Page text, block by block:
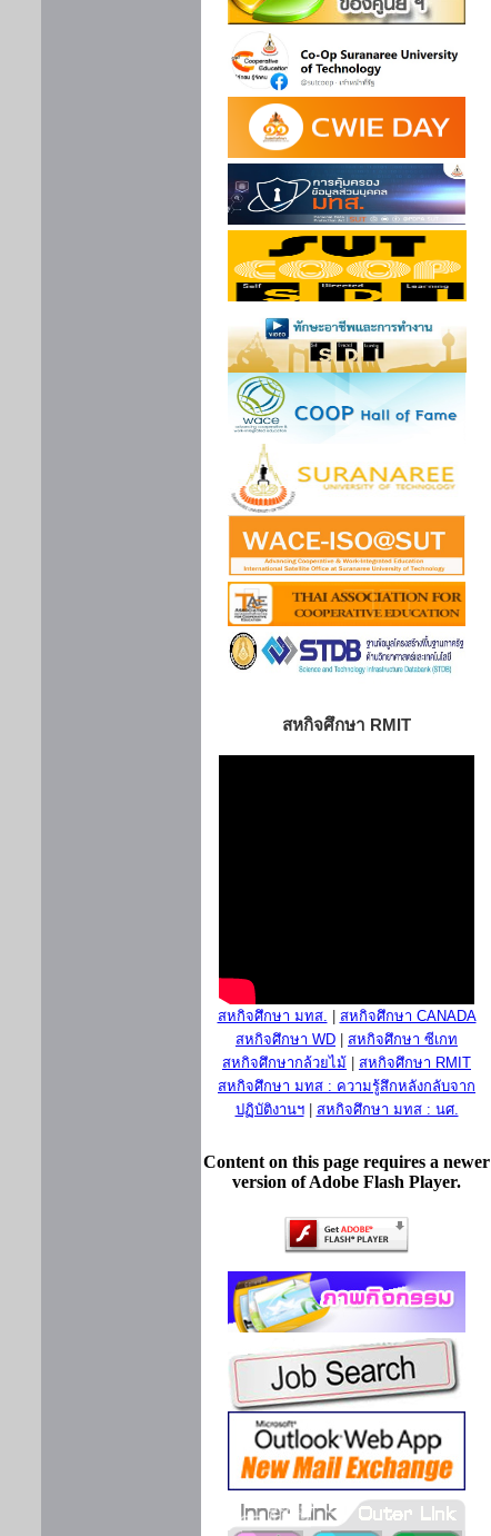
สหกิจศึกษา RMIT
สหกิจศึกษา มทส.
สหกิจศึกษา CANADA
สหกิจศึกษา WD
สหกิจศึกษา ซีเกท
สหกิจศึกษากล้วยไม้
สหกิจศึกษา RMIT
สหกิจศึกษา มทส : ความรู้สึกหลังกลับจาก
ปฏิบัติงานฯ| สหกิจศึกษา มทส : นศ.
Content on this page requires a newer
version of Adobe Flash Player.